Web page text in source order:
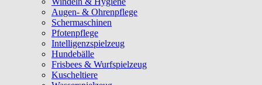
Augen- & Ohrenpflege
Schermaschinen
Pfotenpflege
Intelligenzspielzeug
Hundebälle
Frisbees & Wurfspielzeug
Kuscheltiere